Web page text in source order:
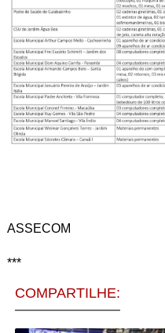
ASSECOM
***
COMPARTILHE: